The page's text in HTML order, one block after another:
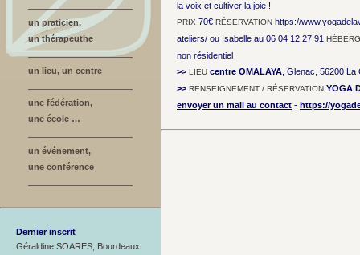
un praticien,
un thérapeuthe
un lieu, un centre
une fédération,
une école …
un événement,
une conférence
Dernier inscrit
Géraldine SOARES, Bourdeaux
la voix et cultiver la joie !
PRIX 70€ RÉSERVATION https://
ateliers/ ou Isabelle au 06 04 12 27 91
non résidentiel
>> LIEU centre OMALAYA , Glenac, 56200 La
>> RENSEIGNEMENT / RÉSERVATION YOGA
envoyer un mail au contact - https://